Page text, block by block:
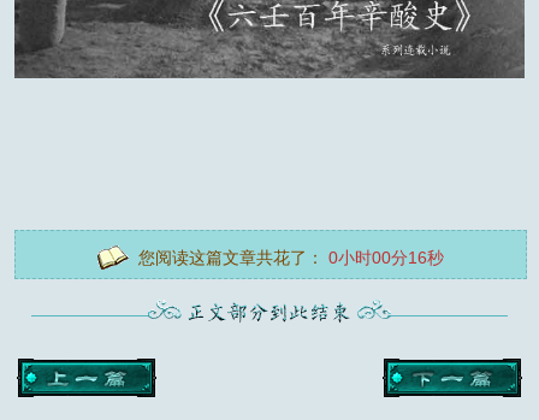
您阅读这篇文章共花了： 0小时00分16秒